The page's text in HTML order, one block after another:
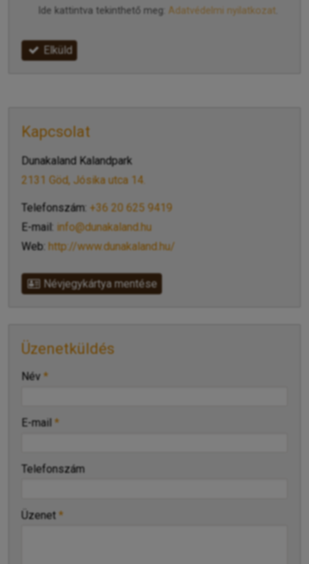
Ide kattintva tekinthető meg: Adatvédelmi nyilatkozat
Elküld
Kapcsolat
Dunakaland Kalandpark
2131 Göd, Jósika utca 14.
Telefonszám: +36 20 625 9419
E-mail:
info@dunakaland.hu
Web: http://www.dunakaland.hu/
Névjegykártya mentése
Üzenetküldés
-
Név *
E-mail *
Telefonszám
Üzenet *